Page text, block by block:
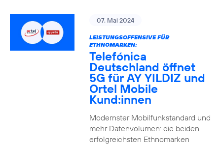
07. Mai 2024
LEISTUNGSOFFENSIVE FÜR
ETHNOMARKEN:
Telefónica
Deutschland öffnet
5G für AY YILDIZ und
Ortel Mobile
Kund:innen
Modernster Mobilfunkstandard und
mehr Datenvolumen: die beiden
erfolgreichsten Ethnomarken